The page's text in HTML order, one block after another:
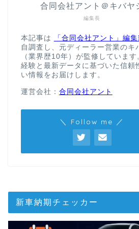
編集長
合同会社アント＠キバヤ
本記事は 「合同会社アント」編
自調査し、元ディーラー営業のキ
（業界歴10年）が監修しています
経験と最新データに基づいた信頼
い情報をお届けします。
運営会社： 合同会社アント
＼ Follow me ／
新車納期チェッカー